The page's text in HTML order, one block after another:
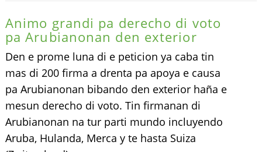
Animo grandi pa derecho di voto
pa Arubianonan den exterior
Den e prome luna di e peticion ya caba tin
mas di 200 firma a drenta pa apoya e causa
pa Arubianonan bibando den exterior haña e
mesun derecho di voto. Tin firmanan di
Arubianonan na tur parti mundo incluyendo
Aruba, Hulanda, Merca y te hasta Suiza